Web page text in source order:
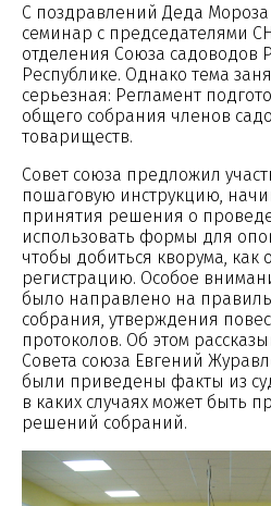
С поздравлений Деда
семинар с председателями
отделения Союза садоводов
Республике. Однако тема
серьезная: Регламент
общего собрания членов
товариществ.
Совет союза предложил
пошаговую инструкцию,
принятия решения о
использовать формы для
чтобы добиться кворума, как
регистрацию. Особое
было направлено на
собрания, утверждения
протоколов. Об этом
Совета союза Евгений
были приведены факты из
в каких случаях может быть
решений собраний.